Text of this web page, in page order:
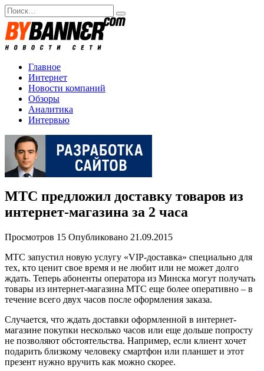
Перейти
к
содержанию
Search
for:
Главное
Интернет
Новости компаний
Обзоры
Аналитика
Интервью
МТС предложил доставку товаров из
интернет-магазина за 2 часа
Просмотров 15 Опубликовано 21.09.2015
МТС запустил новую услугу «VIP-доставка» специально для
тех, кто ценит свое время и не любит или не может долго
ждать. Теперь абоненты оператора из Минска могут получать
товары из интернет-магазина МТС еще более оперативно – в
течение всего двух часов после оформления заказа.
Случается, что ждать доставки оформленной в интернет-
магазине покупки несколько часов или еще дольше попросту
не позволяют обстоятельства. Например, если клиент хочет
подарить близкому человеку смартфон или планшет и этот
презент нужно вручить как можно скорее.